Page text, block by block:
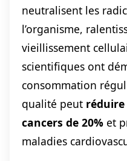
neutralisent les
l’organisme,
vieillissement
scientifiques ont
consommation
qualité peut
cancers de 20% et
maladies